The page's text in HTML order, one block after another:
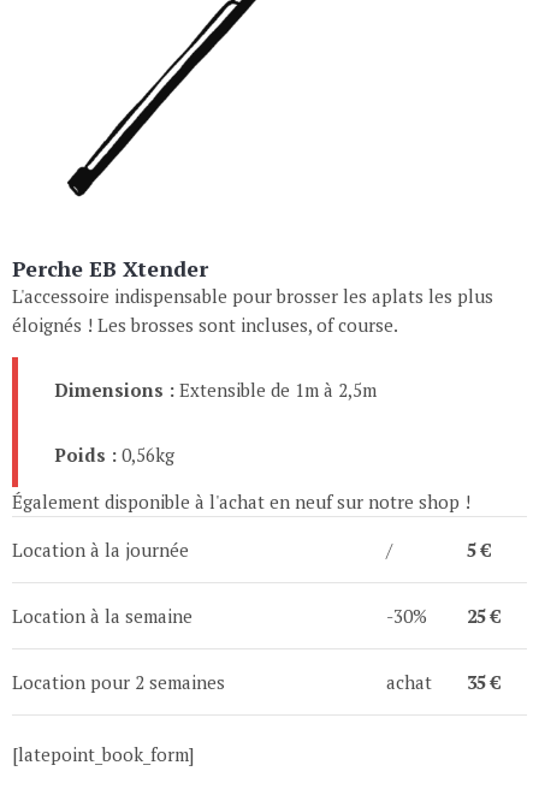
Perche EB Xtender
L'accessoire indispensable pour brosser les aplats les plus
éloignés ! Les brosses sont incluses, of course.
Dimensions : Extensible de 1m à 2,5m
Poids : 0,56kg
Également disponible à l'achat en neuf sur notre shop !
Location à la journée
/ 5 €
Location à la semaine -30% 25 €
Location pour 2 semaines achat 35 €
[latepoint_book_form]